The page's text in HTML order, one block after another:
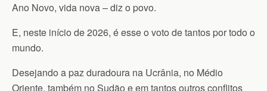
Ano Novo, vida nova – diz o povo.
E, neste início de 2026, é esse o voto de tantos por todo o
mundo.
Desejando a paz duradoura na Ucrânia, no Médio
Oriente, também no Sudão e em tantos outros conflitos